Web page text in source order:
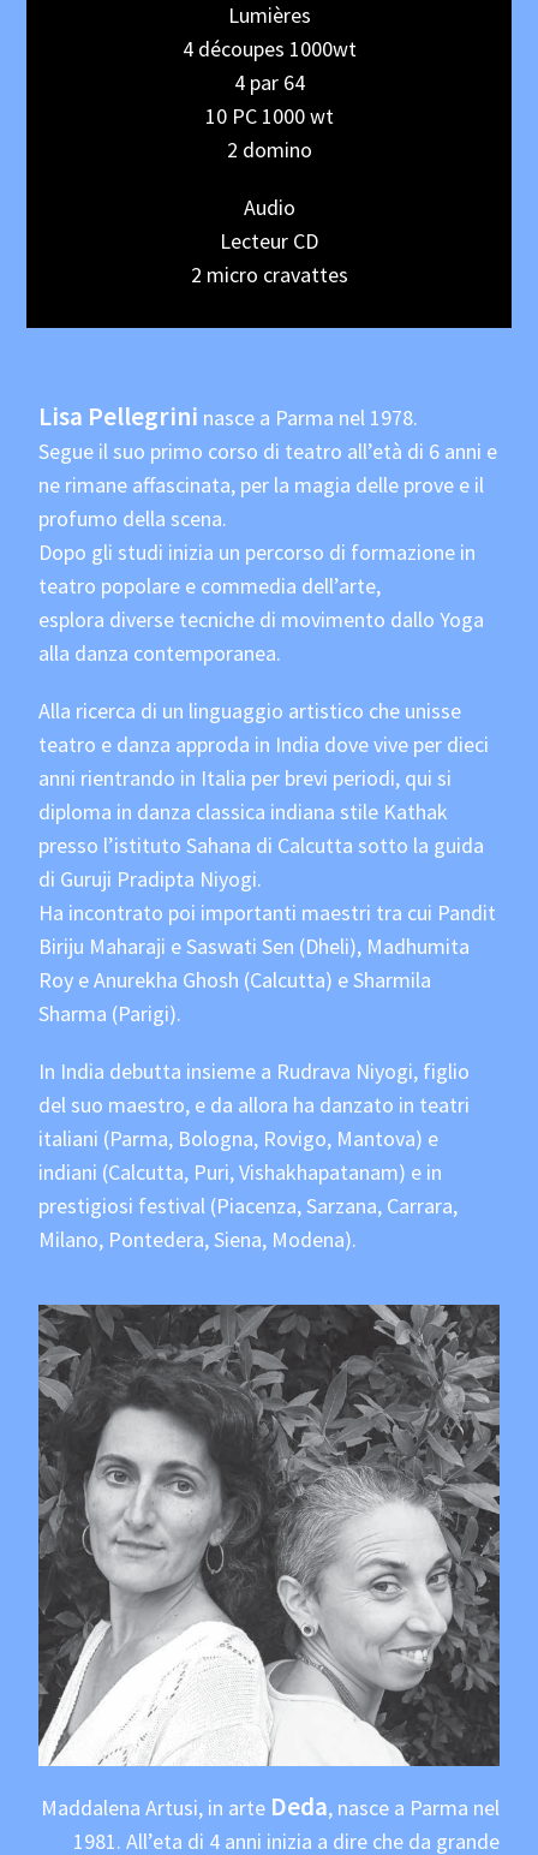
Lumières
4 découpes 1000wt
4 par 64
10 PC 1000 wt
2 domino
Audio
Lecteur CD
2 micro cravattes
Lisa Pellegrini nasce a Parma nel 1978.
Segue il suo primo corso di teatro all’età di 6 anni e
ne rimane affascinata, per la magia delle prove e il
profumo della scena.
Dopo gli studi inizia un percorso di formazione in
teatro popolare e commedia dell’arte,
esplora diverse tecniche di movimento dallo Yoga
alla danza contemporanea.
Alla ricerca di un linguaggio artistico che unisse
teatro e danza approda in India dove vive per dieci
anni rientrando in Italia per brevi periodi, qui si
diploma in danza classica indiana stile Kathak
presso l’istituto Sahana di Calcutta sotto la guida
di Guruji Pradipta Niyogi.
Ha incontrato poi importanti maestri tra cui Pandit
Biriju Maharaji e Saswati Sen (Dheli), Madhumita
Roy e Anurekha Ghosh (Calcutta) e Sharmila
Sharma (Parigi).
In India debutta insieme a Rudrava Niyogi, figlio
del suo maestro, e da allora ha danzato in teatri
italiani (Parma, Bologna, Rovigo, Mantova) e
indiani (Calcutta, Puri, Vishakhapatanam) e in
prestigiosi festival (Piacenza, Sarzana, Carrara,
Milano, Pontedera, Siena, Modena).
Maddalena Artusi, in arte Deda, nasce a Parma nel
1981. All’eta di 4 anni inizia a dire che da grande